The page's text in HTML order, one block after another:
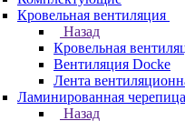
Кровельная вентиляция
Назад
Кровельная
Вентиляция Docke
Лента
Ламинированная черепица
Назад